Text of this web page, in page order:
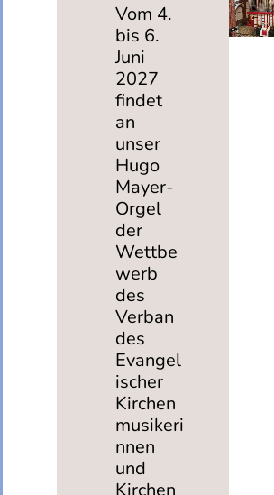
Vom 4.
bis 6.
Juni
2027
findet
an
unser
Hugo
Mayer-
Orgel
der
Wettbe
werb
des
Verban
des
Evangel
ischer
Kirchen
musikeri
nnen
und
Kirchen